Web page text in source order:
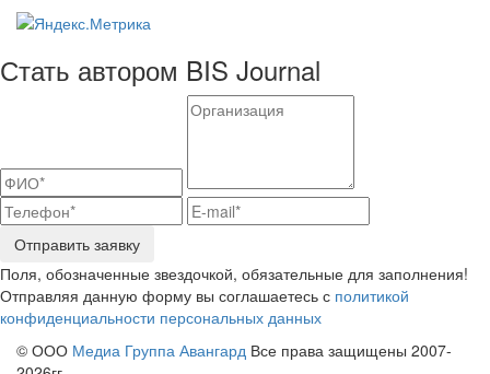
Стать автором BIS Journal
Отправить заявку
Поля, обозначенные звездочкой, обязательные для заполнения!
Отправляя данную форму вы соглашаетесь с политикой
конфиденциальности персональных данных
© ООО Медиа Группа Авангард Все права защищены 2007-